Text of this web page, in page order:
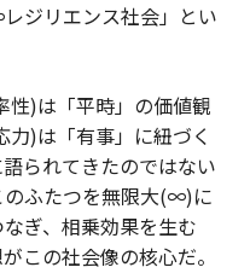
ジリエンス社会」とい
性)は「平時」の価値観
)は「有事」に紐づく
られてきたのではない
のふたつを無限大(∞)に
ぎ、相乗効果を生む
この社会像の核心だ。